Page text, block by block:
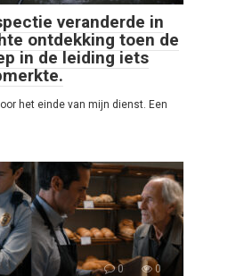
veranderde in
ontdekking toen de
in de leiding iets
het einde van mijn dienst. Een
0 0